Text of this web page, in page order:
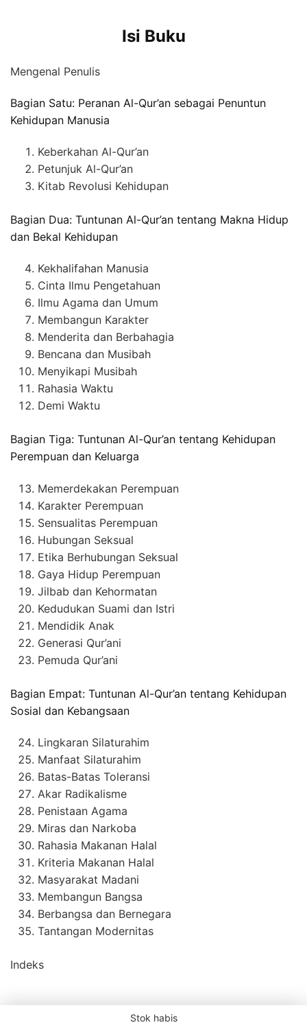
Stok habis
Isi Buku
Mengenal Penulis
Bagian Satu: Peranan Al-Qur’an sebagai Penuntun
Kehidupan Manusia
Keberkahan Al-Qur’an
Petunjuk Al-Qur’an
Kitab Revolusi Kehidupan
Bagian Dua: Tuntunan Al-Qur’an tentang Makna Hidup
dan Bekal Kehidupan
Kekhalifahan Manusia
Cinta Ilmu Pengetahuan
Ilmu Agama dan Umum
Membangun Karakter
Menderita dan Berbahagia
Bencana dan Musibah
Menyikapi Musibah
Rahasia Waktu
Demi Waktu
Bagian Tiga: Tuntunan Al-Qur’an tentang Kehidupan
Perempuan dan Keluarga
Memerdekakan Perempuan
Karakter Perempuan
Sensualitas Perempuan
Hubungan Seksual
Etika Berhubungan Seksual
Gaya Hidup Perempuan
Jilbab dan Kehormatan
Kedudukan Suami dan Istri
Mendidik Anak
Generasi Qur’ani
Pemuda Qur’ani
Bagian Empat: Tuntunan Al-Qur’an tentang Kehidupan
Sosial dan Kebangsaan
Lingkaran Silaturahim
Manfaat Silaturahim
Batas-Batas Toleransi
Akar Radikalisme
Penistaan Agama
Miras dan Narkoba
Rahasia Makanan Halal
Kriteria Makanan Halal
Masyarakat Madani
Membangun Bangsa
Berbangsa dan Bernegara
Tantangan Modernitas
Indeks